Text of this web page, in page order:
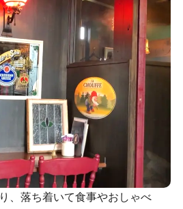
、落ち着いて食事やおしゃべ